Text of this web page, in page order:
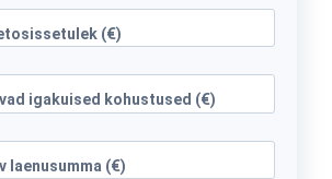
(€)
igakuised kohustused (€)
laenusumma (€)